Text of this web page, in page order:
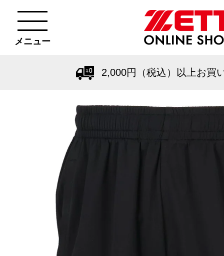
メニュー
2,000円（税込）以上お買